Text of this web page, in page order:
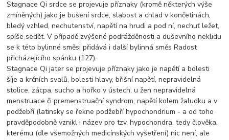
Stagnace Qi srdce se projevuje příznaky (kromě některých výše
zmíněných) jako je bušení srdce, slabost a chlad v končetinách,
bledý vzhled, nechutenství, napětí na hrudi a pod ní, nechuť ležet,
spíše sedět. V případě zvýšené podrážděnosti a duševního neklidu
se k této bylinné směsi přidává i další bylinná směs Radost
přicházejícího spánku (127).
Stagnace Qi jater se projevuje příznaky jako je napětí a bolesti
šíje a krčních svalů, bolesti hlavy, břišní napětí, nepravidelná
stolice, zácpa, sucho a hořko v ústech, u žen nepravidelná
menstruace či premenstruační syndrom, napětí kolem žaludku a v
podžebří (latinsky se řekne podžebří hypochondrium - a od toho
pravděpodobně vznikl i název pro tzv. hypochondra, tedy člověka,
kterému (dle všemožných medicínských vyšetření) nic není, ale